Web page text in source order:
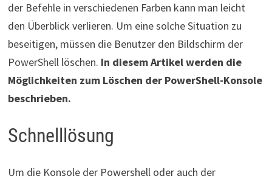
der Befehle in verschiedenen Farben kann man leicht
den Überblick verlieren. Um eine solche Situation zu
beseitigen, müssen die Benutzer den Bildschirm der
PowerShell löschen. In diesem Artikel werden die
Möglichkeiten zum Löschen der PowerShell-Konsole
beschrieben.
Schnelllösung
Um die Konsole der Powershell oder auch der